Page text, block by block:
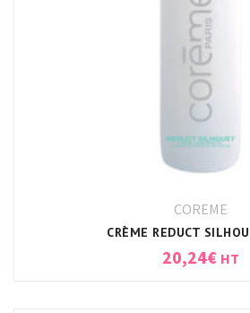
COREME
20,24€ HT